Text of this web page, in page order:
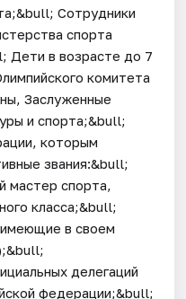
Сотрудники
спорта
Дети в возрасте до 7
комитета
Заслуженные
и спорта;&bull;
которым
звания:&bull;
мастер спорта,
класса;&bull;
в своем
делегаций
федерации;&bull;